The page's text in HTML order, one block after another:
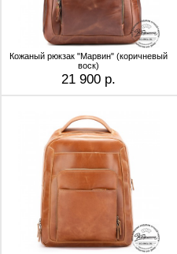
Кожаный рюкзак "Марвин" (коричневый
воск)
21 900 р.